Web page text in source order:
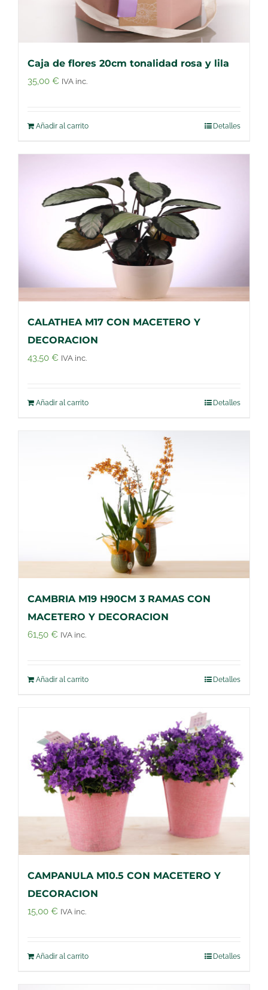
Caja de flores 20cm tonalidad rosa y lila
35,00 € IVA inc.
Añadir al carrito Detalles
CALATHEA M17 CON MACETERO Y
DECORACION
43,50 € IVA inc.
Añadir al carrito Detalles
CAMBRIA M19 H90CM 3 RAMAS CON
MACETERO Y DECORACION
61,50 € IVA inc.
Añadir al carrito Detalles
CAMPANULA M10.5 CON MACETERO Y
DECORACION
15,00 € IVA inc.
Añadir al carrito Detalles